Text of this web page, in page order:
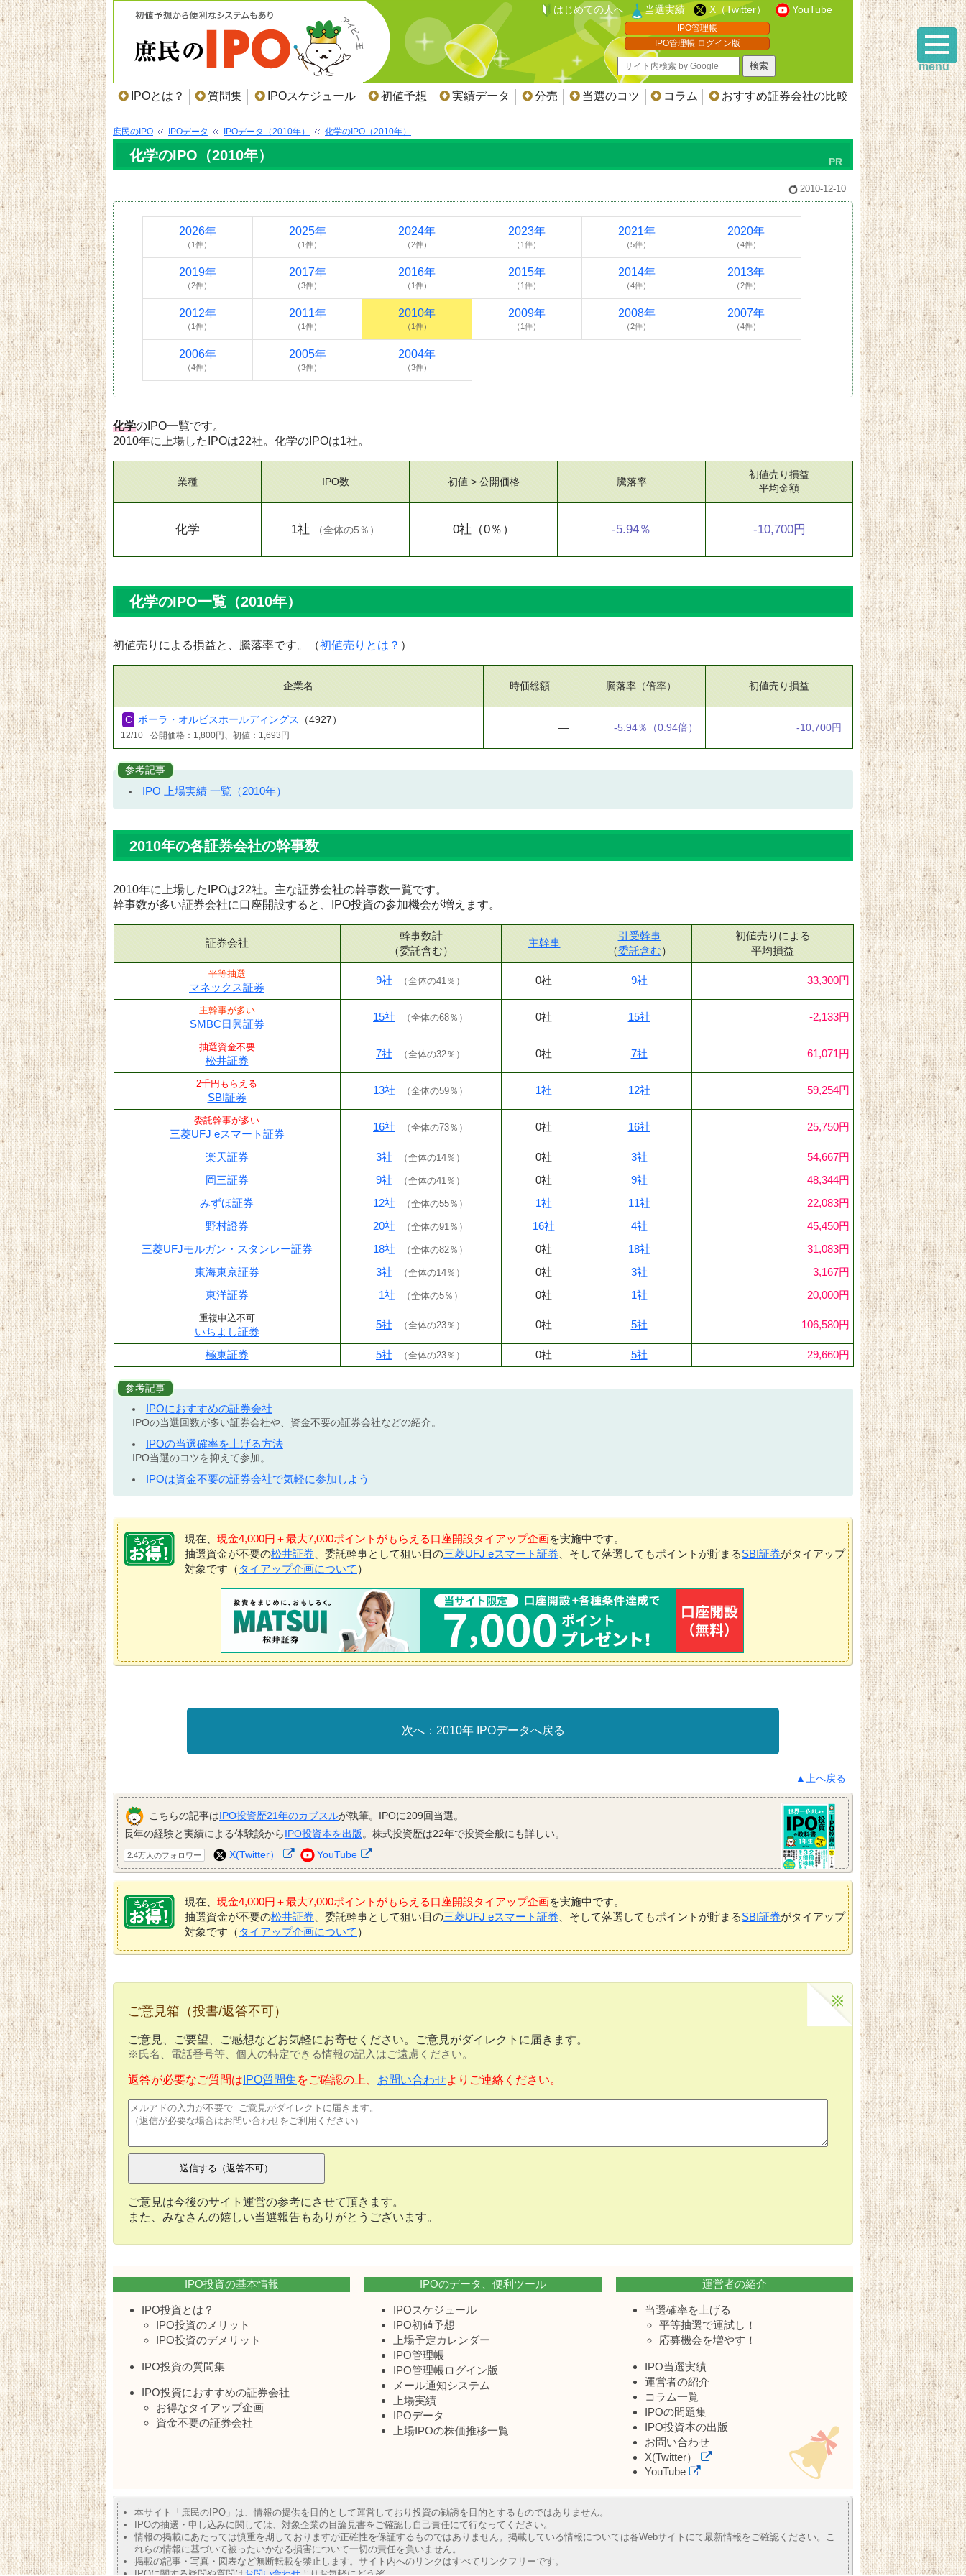
はじめての人へ 当選実績 X（Twitter） YouTube
IPO管理帳
IPO管理帳 ログイン版
IPOとは？ 質問集 IPOスケジュール 初値予想 実績データ 分売 当選のコツ コラム おすすめ証券会社の比較
庶民のIPO IPOデータ IPOデータ（2010年） 化学のIPO（2010年）
化学のIPO（2010年）
2010-12-10
2026年
（1件）
2025年
（1件）
2024年
（2件）
2023年
（1件）
2021年
（5件）
2020年
（4件）
2019年
（2件）
2017年
（3件）
2016年
（1件）
2015年
（1件）
2014年
（4件）
2013年
（2件）
2012年
（1件）
2011年
（1件）
2010年
（1件）
2009年
（1件）
2008年
（2件）
2007年
（4件）
2006年
（4件）
2005年
（3件）
2004年
（3件）
化学のIPO一覧です。
2010年に上場したIPOは22社。化学のIPOは1社。
業種
化学
IPO数
1社 （全体の5％ ）
初値 > 公開価格
0社 （0％）
騰落率
-5.94％
初値売り損益
平均金額
-10,700円
化学のIPO一覧（2010年）
初値売りによる損益と、騰落率です。（初値売りとは？ ）
企業名 時価総額 騰落率（倍率） 初値売り損益
ポーラ・オルビスホールディングス （4927）
12/10 公開価格：1,800円、初値：1,693円
― -5.94％ （0.94倍） -10,700円
参考記事
IPO 上場実績 一覧（2010年）
2010年の各証券会社の幹事数
2010年に上場したIPOは22社。主な証券会社の幹事数一覧です。
幹事数が多い証券会社に口座開設すると、IPO投資の参加機会が増えます。
証券会社
幹事数計
（委託含む）
主幹事
引受幹事
（委託含む）
初値売りによる
平均損益
平等抽選
マネックス証券
9社 （全体の41％ ） 0社 9社 33,300円
主幹事が多い
SMBC日興証券
15社 （全体の68％ ） 0社 15社 -2,133円
抽選資金不要
松井証券
7社 （全体の32％ ） 0社 7社 61,071円
2千円もらえる
SBI証券
13社 （全体の59％ ） 1社 12社 59,254円
委託幹事が多い
三菱UFJ eスマート証券
16社 （全体の73％ ） 0社 16社 25,750円
楽天証券 3社 （全体の14％ ） 0社 3社
54,667円
岡三証券
9社 （全体の41％ ） 0社 9社
48,344円
みずほ証券
12社 （全体の55％ ） 1社 11社
22,083円
野村證券
20社 （全体の91％ ） 16社 4社
45,450円
三菱UFJモルガン・スタンレー証券
18社 （全体の82％ ） 0社 18社
31,083円
東海東京証券
3社 （全体の14％ ） 0社 3社
3,167円
東洋証券
1社 （全体の5％ ） 0社 1社 20,000円
重複申込不可
いちよし証券
5社 （全体の23％ ） 0社 5社 106,580円
極東証券 5社 （全体の23％ ） 0社 5社 29,660円
参考記事
IPOにおすすめの証券会社
IPOの当選回数が多い証券会社や、資金不要の証券会社などの紹介。
IPOの当選確率を上げる方法
IPO当選のコツを抑えて参加。
IPOは資金不要の証券会社で気軽に参加しよう
現在、 現金4,000円＋最大7,000ポイントがもらえる口座開設タイアップ企画を実施中です。
抽選資金が不要の松井証券 、委託幹事として狙い目の三菱UFJ eスマート証券 、そして落選してもポイントが貯まるSBI証券がタイアップ
対象です（ タイアップ企画について ）
2010年 IPOデータへ戻る
▲上へ戻る
こちらの記事はIPO投資歴21年のカブスルが執筆。IPOに209回当選。
長年の経験と実績による体験談からIPO投資本を出版。株式投資歴は22年で投資全般にも詳しい。
2.4万人のフォロワー X(Twitter） YouTube
現在、 現金4,000円＋最大7,000ポイントがもらえる口座開設タイアップ企画を実施中です。
抽選資金が不要の松井証券 、委託幹事として狙い目の三菱UFJ eスマート証券 、そして落選してもポイントが貯まるSBI証券がタイアップ
対象です（ タイアップ企画について ）
ご意見箱（投書/返答不可）
ご意見、ご要望、ご感想などお気軽にお寄せください。ご意見がダイレクトに届きます。
※氏名、電話番号等、個人の特定できる情報の記入はご遠慮ください。
返答が必要なご質問は IPO質問集をご確認の上、 お問い合わせよりご連絡ください。
ご意見は今後のサイト運営の参考にさせて頂きます。
また、みなさんの嬉しい当選報告もありがとうございます。
IPO投資の基本情報
IPO投資とは？
IPO投資のメリット
IPO投資のデメリット
IPO投資の質問集
IPO投資におすすめの証券会社
お得なタイアップ企画
資金不要の証券会社
IPOのデータ、便利ツール
IPOスケジュール
IPO初値予想
上場予定カレンダー
IPO管理帳
IPO管理帳ログイン版
メール通知システム
上場実績
IPOデータ
上場IPOの株価推移一覧
運営者の紹介
当選確率を上げる
平等抽選で運試し！
応募機会を増やす！
IPO当選実績
運営者の紹介
コラム一覧
IPOの問題集
IPO投資本の出版
お問い合わせ
X(Twitter）
YouTube
本サイト「庶民のIPO」は、情報の提供を目的として運営しており投資の勧誘を目的とするものではありません。
IPOの抽選・申し込みに関しては、対象企業の目論見書をご確認し自己責任にて行なってください。
情報の掲載にあたっては慎重を期しておりますが正確性を保証するものではありません。掲載している情報については各Webサイトにて最新情報をご確認ください。こ
れらの情報に基づいて被ったいかなる損害について一切の責任を負いません。
掲載の記事・写真・図表など無断転載を禁止します。サイト内へのリンクはすべてリンクフリーです。
IPOに関する疑問や質問はお問い合わせ よりお気軽にどうぞ。
menu